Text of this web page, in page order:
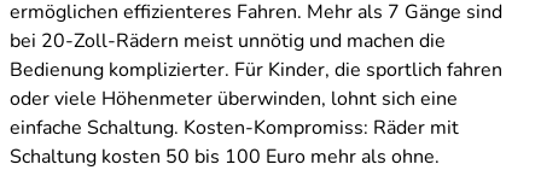
ermöglichen effizienteres Fahren. Mehr als 7 Gänge sind
bei 20-Zoll-Rädern meist unnötig und machen die
Bedienung komplizierter. Für Kinder, die sportlich fahren
oder viele Höhenmeter überwinden, lohnt sich eine
einfache Schaltung. Kosten-Kompromiss: Räder mit
Schaltung kosten 50 bis 100 Euro mehr als ohne.